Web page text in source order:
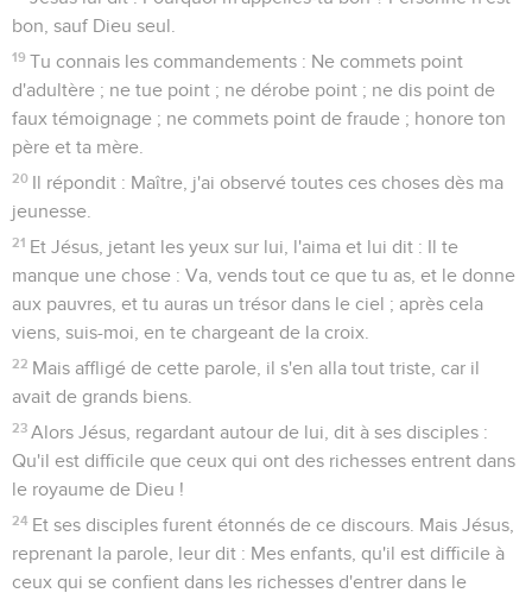
bon, sauf Dieu seul.
19 Tu connais les commandements : Ne commets point
d'adultère ; ne tue point ; ne dérobe point ; ne dis point de
faux témoignage ; ne commets point de fraude ; honore ton
père et ta mère.
20 Il répondit : Maître, j'ai observé toutes ces choses dès ma
jeunesse.
21 Et Jésus, jetant les yeux sur lui, l'aima et lui dit : Il te
manque une chose : Va, vends tout ce que tu as, et le donne
aux pauvres, et tu auras un trésor dans le ciel ; après cela
viens, suis-moi, en te chargeant de la croix.
22 Mais affligé de cette parole, il s'en alla tout triste, car il
avait de grands biens.
23 Alors Jésus, regardant autour de lui, dit à ses disciples :
Qu'il est difficile que ceux qui ont des richesses entrent dans
le royaume de Dieu !
24 Et ses disciples furent étonnés de ce discours. Mais Jésus,
reprenant la parole, leur dit : Mes enfants, qu'il est difficile à
ceux qui se confient dans les richesses d'entrer dans le